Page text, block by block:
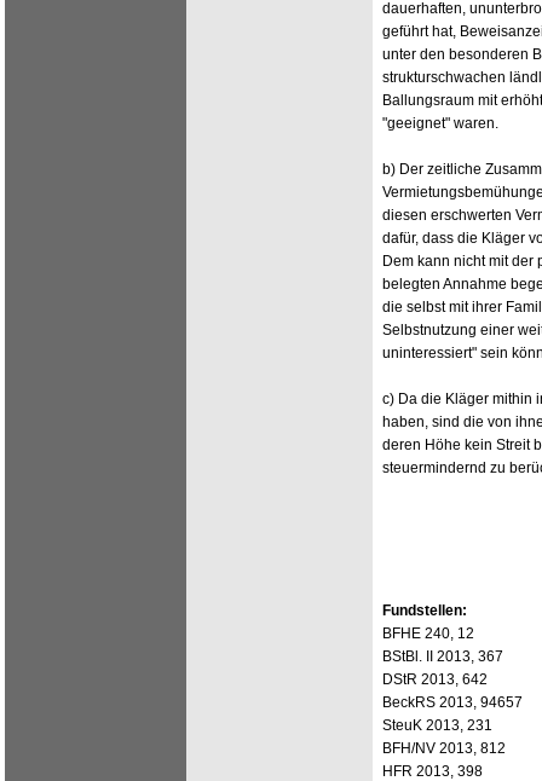
dauerhaften,
geführt hat,
unter den besonderen
strukturschwachen
Ballungsraum mit
"geeignet" waren.
b) Der zeitliche
diesen erschwerten
dafür, dass die Kläger
Dem kann nicht mit
belegten Annahme
die selbst mit ihrer
Selbstnutzung einer
uninteressiert" sein
c) Da die Kläger mithin
haben, sind die von
deren Höhe kein Streit
steuermindernd zu
Fundstellen:
BFHE 240, 12
BStBl. II 2013, 367
DStR 2013, 642
BeckRS 2013, 94657
SteuK 2013, 231
BFH/NV 2013, 812
HFR 2013, 398